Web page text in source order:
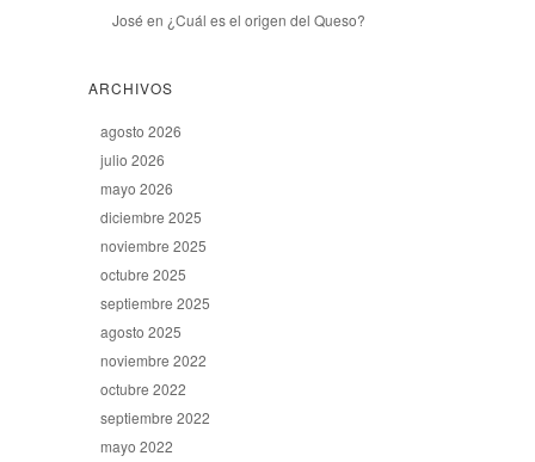
José en ¿Cuál es el origen del Queso?
ARCHIVOS
agosto 2026
julio 2026
mayo 2026
diciembre 2025
noviembre 2025
octubre 2025
septiembre 2025
agosto 2025
noviembre 2022
octubre 2022
septiembre 2022
mayo 2022